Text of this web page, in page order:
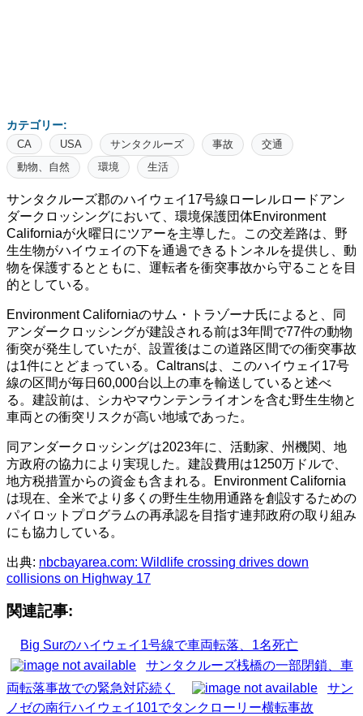
カテゴリー:
CA USA サンタクルーズ 事故
交通
動物、自然
環境 生活
サンタクルーズ郡のハイウェイ17号線ローレルロードアン
ダークロッシングにおいて、環境保護団体Environment
Californiaが火曜日にツアーを主導した。この交差路は、野
生生物がハイウェイの下を通過できるトンネルを提供し、動
物を保護するとともに、運転者を衝突事故から守ることを目
的としている。
Environment Californiaのサム・トラゾーナ氏によると、同
アンダークロッシングが建設される前は3年間で77件の動物
衝突が発生していたが、設置後はこの道路区間での衝突事故
は1件にとどまっている。Caltransは、このハイウェイ17号
線の区間が毎日60,000台以上の車を輸送していると述べ
る。建設前は、シカやマウンテンライオンを含む野生生物と
車両との衝突リスクが高い地域であった。
同アンダークロッシングは2023年に、活動家、州機関、地
方政府の協力により実現した。建設費用は1250万ドルで、
地方税措置からの資金も含まれる。Environment California
は現在、全米でより多くの野生生物用通路を創設するための
パイロットプログラムの再承認を目指す連邦政府の取り組み
にも協力している。
出典: nbcbayarea.com: Wildlife crossing drives down
collisions on Highway 17
関連記事:
Big Surのハイウェイ1号線で車両転落、1名死亡
サンタクルーズ桟橋の一部閉鎖、車
両転落事故での緊急対応続く
サン
ノゼの南行ハイウェイ101でタンクローリー横転事故